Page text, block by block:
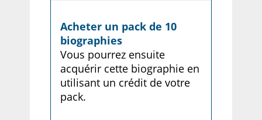
Acheter un pack de 10
biographies
Vous pourrez ensuite
acquérir cette biographie en
utilisant un crédit de votre
pack.